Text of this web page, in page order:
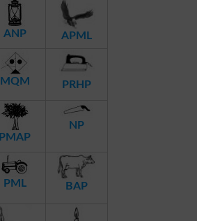
ANP APML
MQM PRHP
PMAP
NP
PML BAP